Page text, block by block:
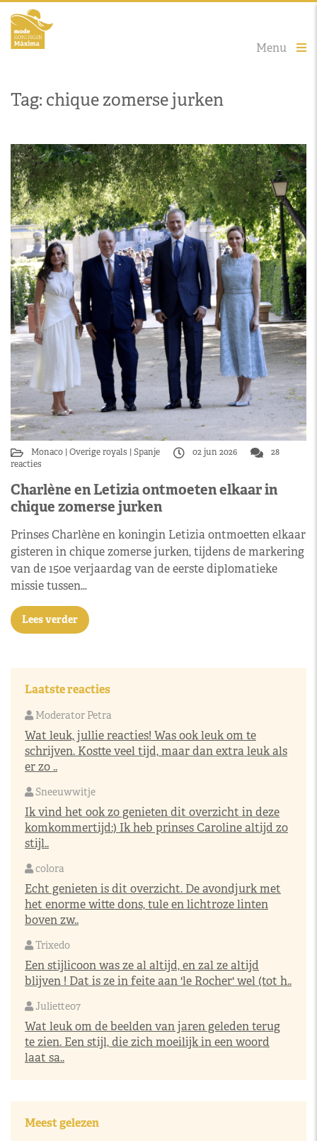
Menu
Tag: chique zomerse jurken
Monaco Overige royals Spanje 02 jun 2026
28
reacties
Charlène en Letizia ontmoeten elkaar in
chique zomerse jurken
Prinses Charlène en koningin Letizia ontmoetten elkaar
gisteren in chique zomerse jurken, tijdens de markering
van de 150e verjaardag van de eerste diplomatieke
missie tussen…
Lees verder
Laatste reacties
Moderator Petra
Wat leuk, jullie reacties! Was ook leuk om te
schrijven. Kostte veel tijd, maar dan extra leuk als
er zo ..
Sneeuwwitje
Ik vind het ook zo genieten dit overzicht in deze
komkommertijd:) Ik heb prinses Caroline altijd zo
stijl..
colora
Echt genieten is dit overzicht. De avondjurk met
het enorme witte dons, tule en lichtroze linten
boven zw..
Trixedo
Een stijlicoon was ze al altijd, en zal ze altijd
blijven ! Dat is ze in feite aan 'le Rocher' wel (tot h..
Juliette07
Wat leuk om de beelden van jaren geleden terug
te zien. Een stijl, die zich moeilijk in een woord
laat sa..
Meest gelezen